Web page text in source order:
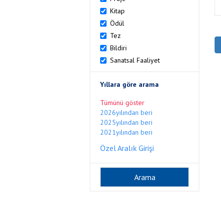
Kitap
Ödül
Tez
Bildiri
Sanatsal Faaliyet
Yıllara göre arama
Tümünü göster
2026yılından beri
2025yılından beri
2021yılından beri
Özel Aralık Girişi